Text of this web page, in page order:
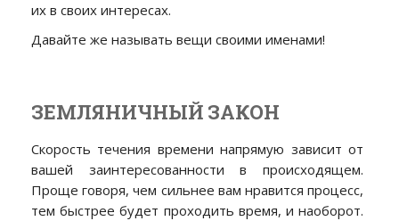
их в своих интересах.
Давайте же называть вещи своими именами!
ЗЕМЛЯНИЧНЫЙ ЗАКОН
Скорость течения времени напрямую зависит от
вашей заинтересованности в происходящем.
Проще говоря, чем сильнее вам нравится процесс,
тем быстрее будет проходить время, и наоборот.